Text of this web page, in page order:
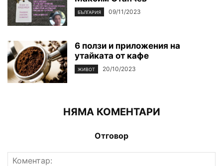
БЪЛГАРИЯ 09/11/2023
6 ползи и приложения на
утайката от кафе
ЖИВОТ 20/10/2023
НЯМА КОМЕНТАРИ
Отговор